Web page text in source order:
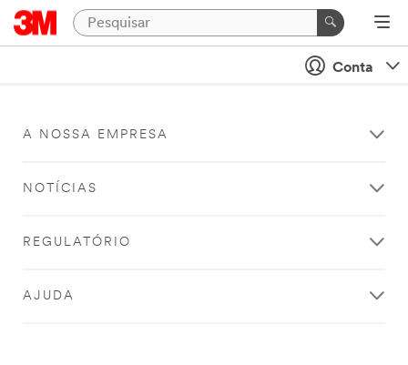
Conta
A NOSSA EMPRESA
NOTÍCIAS
REGULATÓRIO
AJUDA